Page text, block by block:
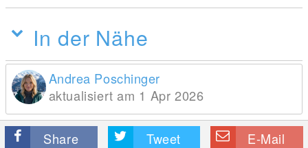
In der Nähe
Andrea Poschinger
aktualisiert am 1 Apr 2026
Share Tweet E-Mail